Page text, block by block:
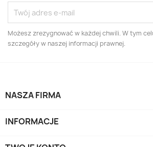
Możesz zrezygnować w każdej chwili. W tym
szczegóły w naszej informacji prawnej.
NASZA FIRMA
INFORMACJE